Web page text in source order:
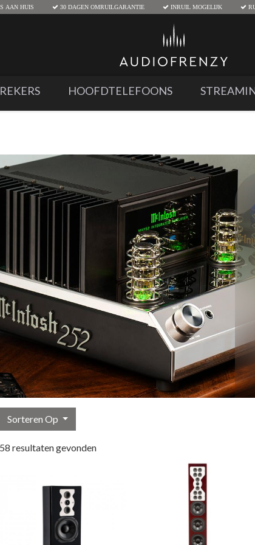
AAN HUIS 30 DAGEN OMRUILGARANTIE INRUIL MOGELIJK
HOOFDTELEFOONS
Sorteren Op
58 resultaten gevonden